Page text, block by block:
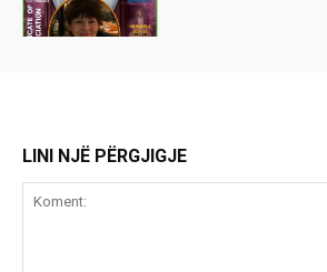
LINI NJË PËRGJIGJE